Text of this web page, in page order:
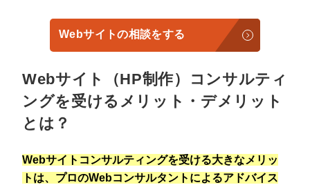
Webサイトの相談をする
Webサイト（HP制作）コンサルティ
ングを受けるメリット・デメリット
とは？
Webサイトコンサルティングを受ける大きなメリッ
トは、プロのWebコンサルタントによるアドバイス